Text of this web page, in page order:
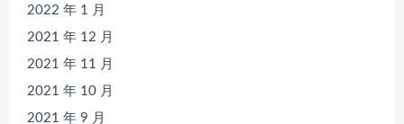
2022 年 1 月
2021 年 12 月
2021 年 11 月
2021 年 10 月
2021 年 9 月